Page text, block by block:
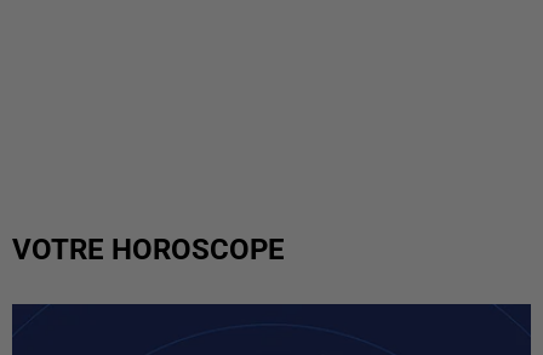
VOTRE HOROSCOPE